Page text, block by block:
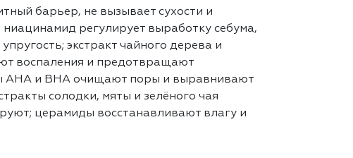
барьер, не вызывает сухости и
регулирует выработку себума,
экстракт чайного дерева и
воспаления и предотвращают
AHA и BHA очищают поры и выравнивают
солодки, мяты и зелёного чая
церамиды восстанавливают влагу и